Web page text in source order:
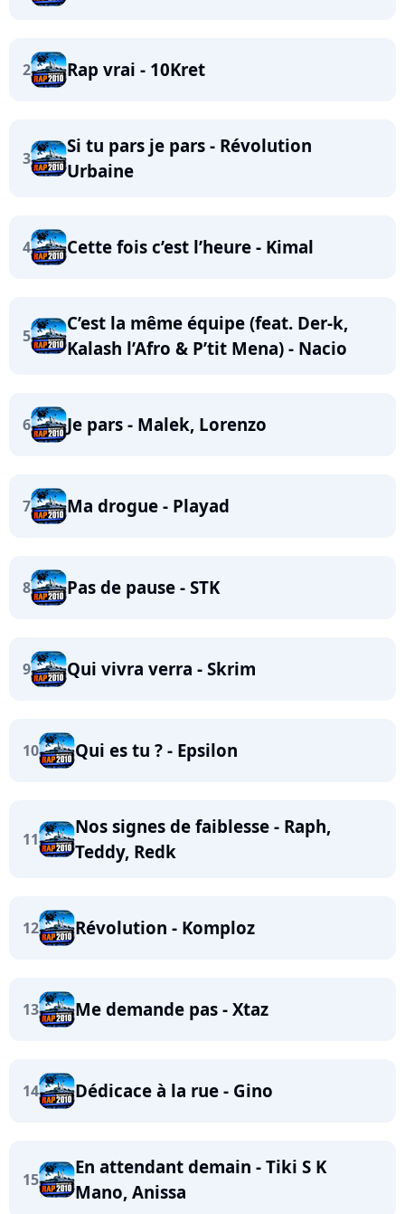
2 Rap vrai - 10Kret
3
Si tu pars je pars - Révolution
Urbaine
4 Cette fois c’est l’heure - Kimal
5
C’est la même équipe (feat. Der-k,
Kalash l’Afro & P’tit Mena) - Nacio
6 Je pars - Malek, Lorenzo
7 Ma drogue - Playad
8 Pas de pause - STK
9 Qui vivra verra - Skrim
10 Qui es tu ? - Epsilon
11
Nos signes de faiblesse - Raph,
Teddy, Redk
12 Révolution - Komploz
13 Me demande pas - Xtaz
14 Dédicace à la rue - Gino
15
En attendant demain - Tiki S K
Mano, Anissa